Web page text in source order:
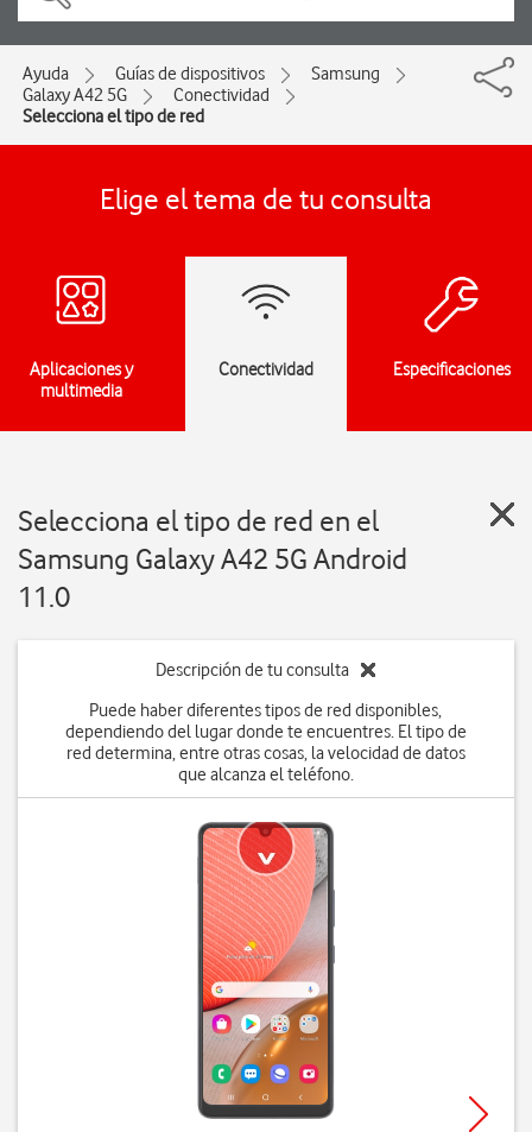
Ayuda Guías de dispositivos
Samsung
Galaxy A42 5G
Conectividad
Selecciona el tipo de red
Elige el tema de tu consulta
Aplicaciones y
multimedia
Conectividad Especificaciones
Selecciona el tipo de red en el
Samsung Galaxy A42 5G Android
11.0
Descripción de tu consulta
Puede haber diferentes tipos de red disponibles,
dependiendo del lugar donde te encuentres. El tipo de
red determina, entre otras cosas, la velocidad de datos
que alcanza el teléfono.